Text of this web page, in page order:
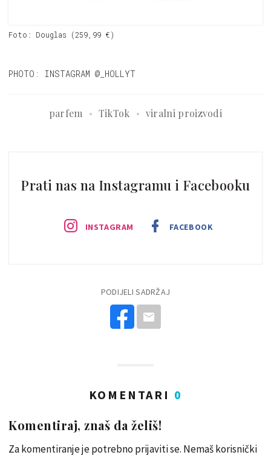
Foto: Douglas (259,99 €)
PHOTO: INSTAGRAM @_HOLLYT
parfem TikTok viralni proizvodi
Prati nas na Instagramu i Facebooku
INSTAGRAM FACEBOOK
PODIJELI SADRŽAJ
KOMENTARI 0
Komentiraj, znaš da želiš!
Za komentiranje je potrebno prijaviti se. Nemaš korisnički